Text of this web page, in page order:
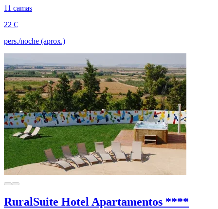
11 camas
22 €
pers./noche (aprox.)
RuralSuite Hotel Apartamentos ****